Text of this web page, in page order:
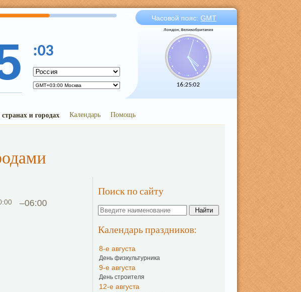
Часовой пояс: GMT
Лондон, Великобритания
16:25:03
:03
и городах Календарь Помощь
Поиск по сайту
Календарь праздников:
8-е августа
День физкультурника
9-е августа
День строителя
12-е августа
–06:00